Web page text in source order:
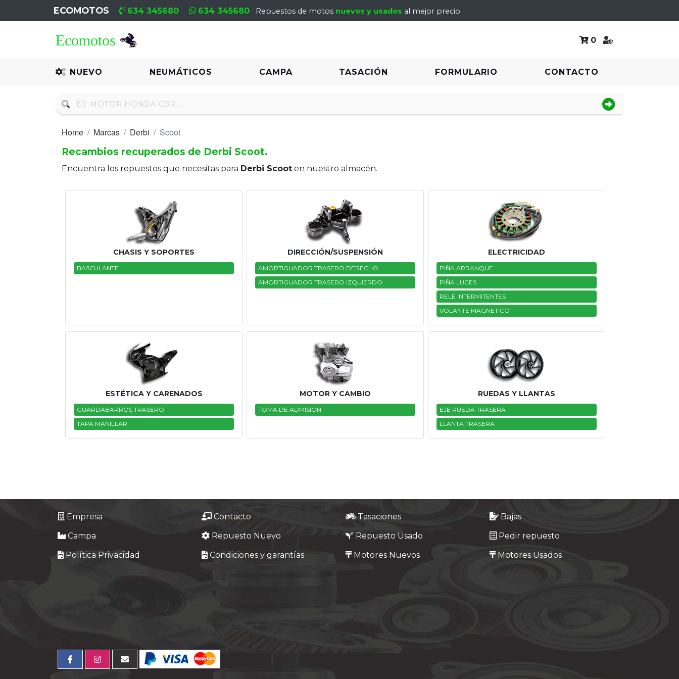
ECOMOTOS 634 345680 634 345680 Repuestos de motos nuevos y usados al mejor precio.
0
NUEVO NEUMÁTICOS CAMPA TASACIÓN FORMULARIO CONTACTO
Recambio
Neumáticos
Motores
Formulario
Home Marcas Derbi
Scoot
Recambios recuperados de Derbi Scoot.
Encuentra los repuestos que necesitas para Derbi Scoot en nuestro almacén.
CHASIS Y SOPORTES
BASCULANTE
DIRECCIÓN/SUSPENSIÓN
AMORTIGUADOR TRASERO DERECHO
AMORTIGUADOR TRASERO IZQUIERDO
ELECTRICIDAD
PIÑA ARRANQUE
PIÑA LUCES
RELE INTERMITENTES
VOLANTE MAGNETICO
ESTÉTICA Y CARENADOS
GUARDABARROS TRASERO
TAPA MANILLAR
MOTOR Y CAMBIO
TOMA DE ADMISION
RUEDAS Y LLANTAS
EJE RUEDA TRASERA
LLANTA TRASERA
Empresa Contacto Tasaciones
Bajas
Campa
Repuesto Nuevo Repuesto Usado
Pedir repuesto
Política Privacidad
Condiciones y garantías Motores Nuevos Motores Usados